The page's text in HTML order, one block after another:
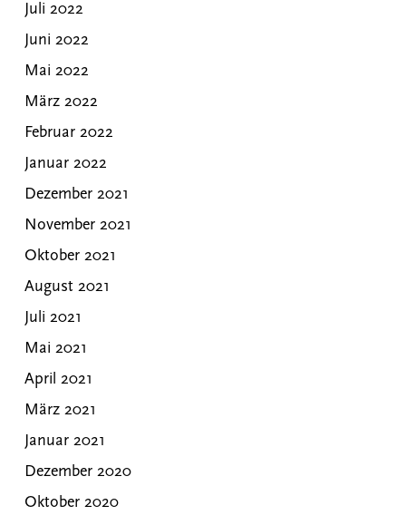
Juli 2022
Juni 2022
Mai 2022
März 2022
Februar 2022
Januar 2022
Dezember 2021
November 2021
Oktober 2021
August 2021
Juli 2021
Mai 2021
April 2021
März 2021
Januar 2021
Dezember 2020
Oktober 2020